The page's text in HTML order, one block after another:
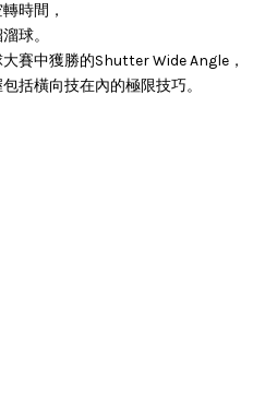
時間，
球。
賽中獲勝的Shutter Wide Angle，
括橫向技在內的極限技巧。